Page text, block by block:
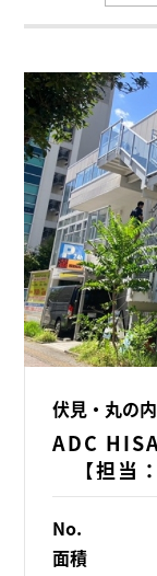
伏見・丸の
ADC
【担当：
No.
面積